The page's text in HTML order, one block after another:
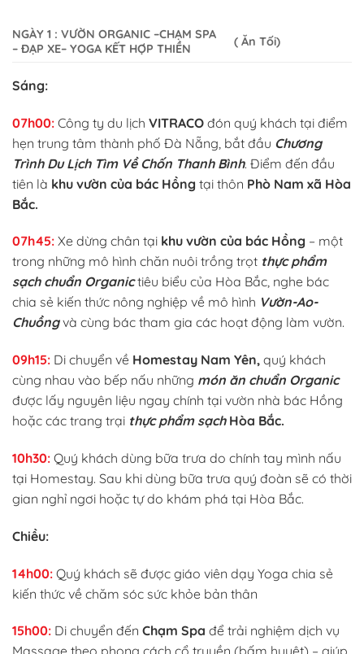
NGÀY 1 : VƯỜN ORGANIC –CHẠM SPA
– ĐẠP XE– YOGA KẾT HỢP THIỀN
( Ăn Tối)
Sáng:
07h00: Công ty du lịch VITRACO đón quý khách tại điểm
hẹn trung tâm thành phố Đà Nẵng, bắt đầu Chương
Trình Du Lịch Tìm Về Chốn Thanh Bình. Điểm đến đầu
tiên là khu vườn của bác Hồng tại thôn Phò Nam xã Hòa
Bắc.
07h45: Xe dừng chân tại khu vườn của bác Hồng – một
trong những mô hình chăn nuôi trồng trọt thực phẩm
sạch chuẩn Organictiêu biểu của Hòa Bắc, nghe bác
chia sẻ kiến thức nông nghiệp về mô hình Vườn-Ao-
Chuồngvà cùng bác tham gia các hoạt động làm vườn.
09h15: Di chuyển về Homestay Nam Yên, quý khách
cùng nhau vào bếp nấu những món ăn chuẩn Organic
được lấy nguyên liệu ngay chính tại vườn nhà bác Hồng
hoặc các trang trại thực phẩm sạchHòa Bắc.
10h30: Quý khách dùng bữa trưa do chính tay mình nấu
tại Homestay. Sau khi dùng bữa trưa quý đoàn sẽ có thời
gian nghỉ ngơi hoặc tự do khám phá tại Hòa Bắc.
Chiều:
14h00: Quý khách sẽ được giáo viên dạy Yoga chia sẻ
kiến thức về chăm sóc sức khỏe bản thân
15h00: Di chuyển đến Chạm Spa để trải nghiệm dịch vụ